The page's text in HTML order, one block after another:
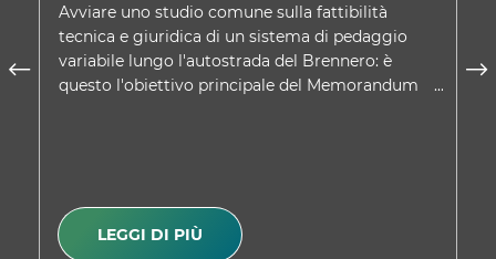
Avviare uno studio comune sulla fattibilità
tecnica e giuridica di un sistema di pedaggio
variabile lungo l'autostrada del Brennero: è
questo l'obiettivo principale del Memorandum
LEGGI DI PIÙ